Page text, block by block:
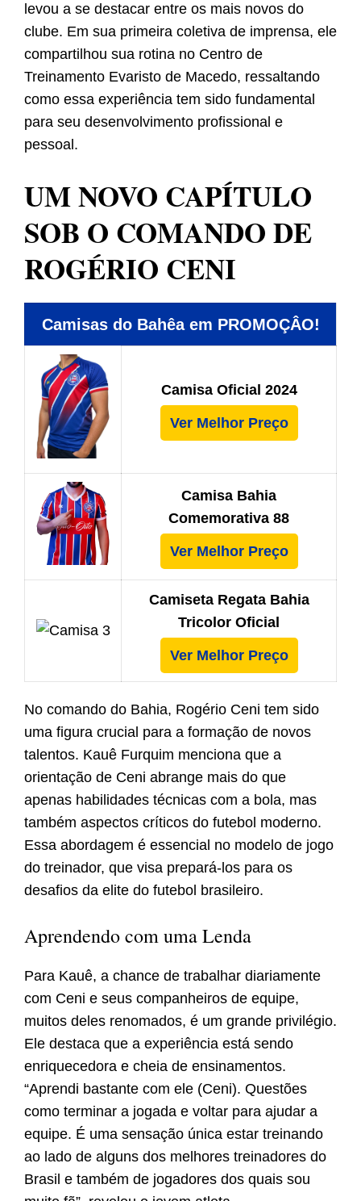
levou a se destacar entre os mais novos do
clube. Em sua primeira coletiva de imprensa, ele
compartilhou sua rotina no Centro de
Treinamento Evaristo de Macedo, ressaltando
como essa experiência tem sido fundamental
para seu desenvolvimento profissional e
pessoal.
UM NOVO CAPÍTULO
SOB O COMANDO DE
ROGÉRIO CENI
Camisas do Bahêa em PROMOÇÂO!
Camisa Oficial 2024
Ver Melhor Preço
Camisa Bahia
Comemorativa 88
Ver Melhor Preço
Camiseta Regata Bahia
Tricolor Oficial
Ver Melhor Preço
No comando do Bahia, Rogério Ceni tem sido
uma figura crucial para a formação de novos
talentos. Kauê Furquim menciona que a
orientação de Ceni abrange mais do que
apenas habilidades técnicas com a bola, mas
também aspectos críticos do futebol moderno.
Essa abordagem é essencial no modelo de jogo
do treinador, que visa prepará-los para os
desafios da elite do futebol brasileiro.
Aprendendo com uma Lenda
Para Kauê, a chance de trabalhar diariamente
com Ceni e seus companheiros de equipe,
muitos deles renomados, é um grande privilégio.
Ele destaca que a experiência está sendo
enriquecedora e cheia de ensinamentos.
“Aprendi bastante com ele (Ceni). Questões
como terminar a jogada e voltar para ajudar a
equipe. É uma sensação única estar treinando
ao lado de alguns dos melhores treinadores do
Brasil e também de jogadores dos quais sou